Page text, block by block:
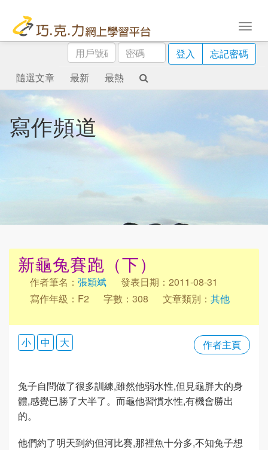
用
戶
號
碼
密
碼
登入
忘記密碼
隨選文章
最新 最熱
寫作頻道
新龜兔賽跑（下）
作者筆名： 張穎斌
發表日期：2011-08-31
寫作年級：F2
字數：308 文章類別： 其他
作者主頁
小 中 大
兔子自問做了很多訓練,雖然他弱水性,但見龜胖大的身
體,感覺已勝了大半了。而龜他習慣水性,有機會勝出
的。
他們約了明天到約但河比賽,那裡魚十分多,不知兔子想